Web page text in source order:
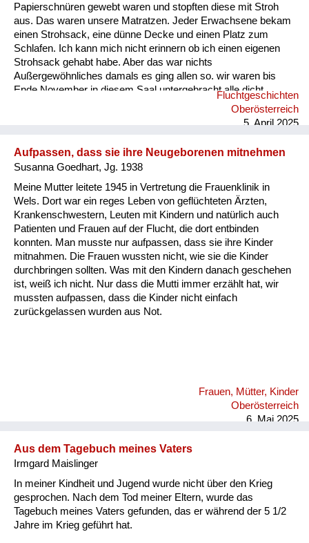
Papierschnüren gewebt waren und stopften diese mit Stroh
aus. Das waren unsere Matratzen. Jeder Erwachsene bekam
einen Strohsack, eine dünne Decke und einen Platz zum
Schlafen. Ich kann mich nicht erinnern ob ich einen eigenen
Strohsack gehabt habe. Aber das war nichts
Außergewöhnliches damals es ging allen so. wir waren bis
Ende November in diesem Saal untergebracht alle dicht
nebeneinander gereiht. Es gab keine Rücksicht auf
Intimsphäre. Mein Vater sah sich schon am zweiten Tag nach
Schneiderei am Marktplatz an zu arbeiten. Nach ungefähr
sechs Wochen bekamen wir eine Zwei-Zimmer-Wohnung in
der wir zu ...
Fluchtgeschichten
Oberösterreich
5. April 2025
Aufpassen, dass sie ihre Neugeborenen mitnehmen
Susanna Goedhart, Jg. 1938
Meine Mutter leitete 1945 in Vertretung die Frauenklinik in
Wels. Dort war ein reges Leben von geflüchteten Ärzten,
Krankenschwestern, Leuten mit Kindern und natürlich auch
Patienten und Frauen auf der Flucht, die dort entbinden
konnten. Man musste nur aufpassen, dass sie ihre Kinder
mitnahmen. Die Frauen wussten nicht, wie sie die Kinder
durchbringen sollten. Was mit den Kindern danach geschehen
ist, weiß ich nicht. Nur dass die Mutti immer erzählt hat, wir
mussten aufpassen, dass die Kinder nicht einfach
zurückgelassen wurden aus Not.
Frauen, Mütter, Kinder
Oberösterreich
6. Mai 2025
Aus dem Tagebuch meines Vaters
Irmgard Maislinger
In meiner Kindheit und Jugend wurde nicht über den Krieg
gesprochen. Nach dem Tod meiner Eltern, wurde das
Tagebuch meines Vaters gefunden, das er während der 5 1/2
Jahre im Krieg geführt hat.